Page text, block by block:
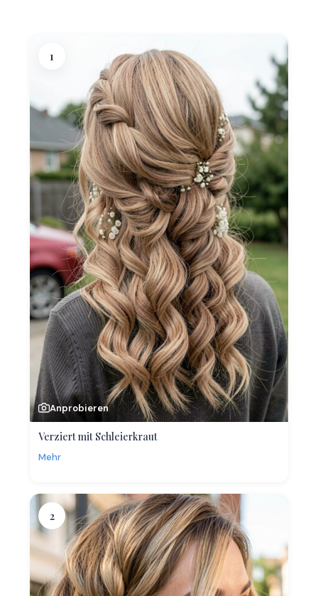
1
Anprobieren
Verziert mit Schleierkraut
Mehr
2